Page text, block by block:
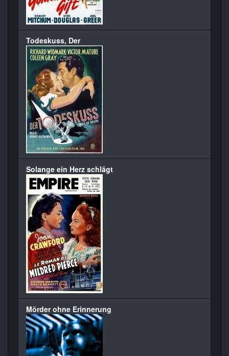
Todeskuss, Der
Solange ein Herz schlägt
Mörder ohne Erinnerung